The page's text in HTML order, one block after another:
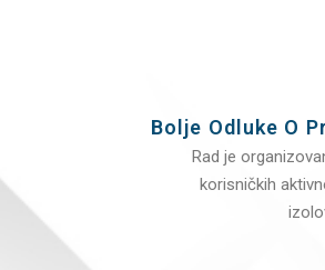
Bolje Odluke O
Rad je
korisničkih